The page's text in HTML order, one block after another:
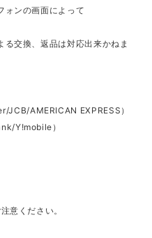
ォンの画面によって
る交換、返品は対応出来かねま
JCB/AMERICAN EXPRESS）
Y!mobile）
意ください。